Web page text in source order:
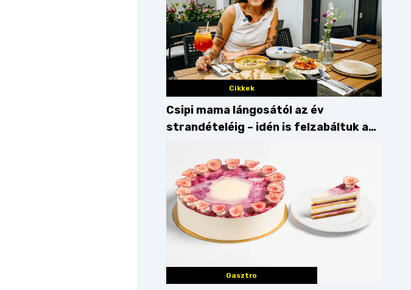
Cikkek
Csipi mama lángosától az év
strandételéig – idén is felzabáltuk a
Gasztro